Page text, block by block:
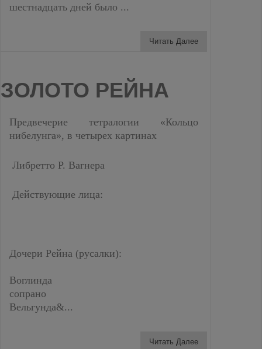
шестнадцать дней было ...
Читать Далее
ЗОЛОТО РЕЙНА
Предвечерие тетралогии «Кольцо
нибелунга», в четырех картинах
Либретто Р. Вагнера
Действующие лица:
Дочери Рейна (русалки):
Воглинда
сопрано
Вельгунда&...
Читать Далее